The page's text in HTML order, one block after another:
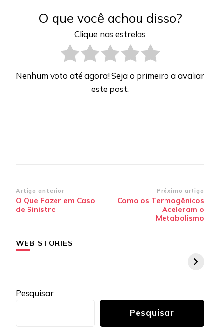
O que você achou disso?
Clique nas estrelas
Nenhum voto até agora! Seja o primeiro a avaliar
este post.
Navegação
de
Artigo anterior
O Que Fazer em Caso
de Sinistro
Próximo artigo
Como os Termogênicos
Aceleram o
Metabolismo
WEB STORIES
Pesquisar
Pesquisar